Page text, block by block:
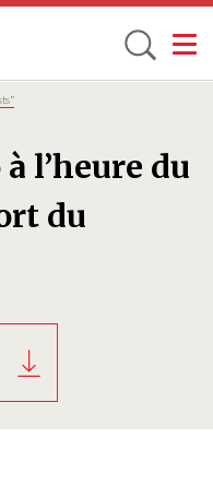
Toggle
l’heure du
du